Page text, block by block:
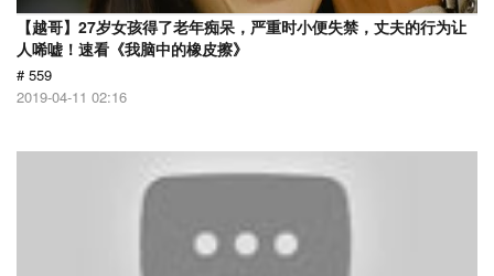
【越哥】27岁女孩得了老年痴呆，严重时小便失禁，丈夫的行为让
人唏嘘！速看《我脑中的橡皮擦》
# 559
2019-04-11 02:16